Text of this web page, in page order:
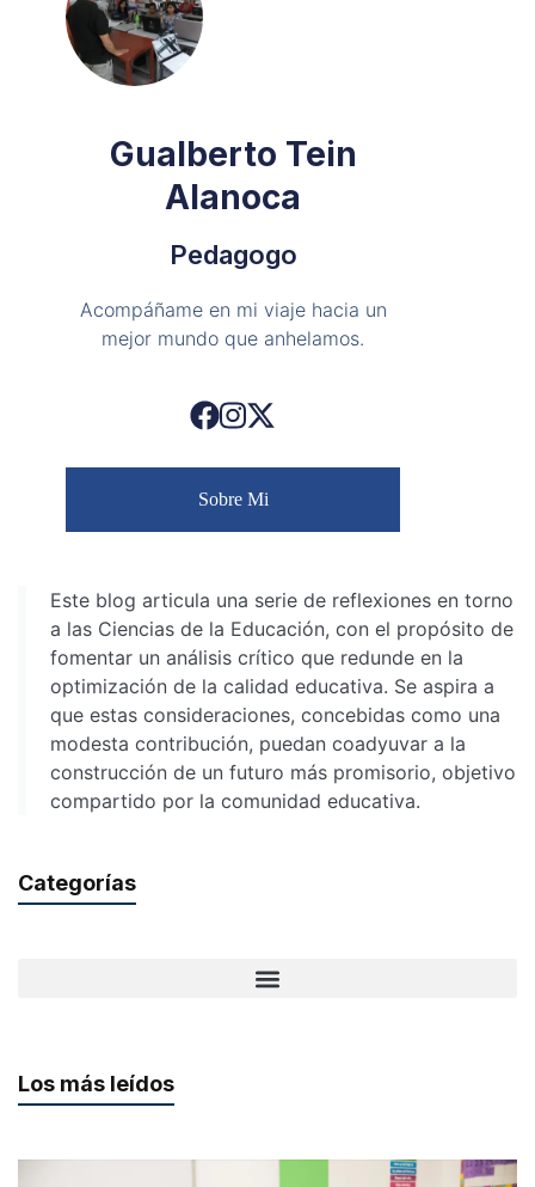
Gualberto Tein
Alanoca
Pedagogo
Acompáñame en mi viaje hacia un
mejor mundo que anhelamos.
Sobre Mi
Este blog articula una serie de reflexiones en torno
a las Ciencias de la Educación, con el propósito de
fomentar un análisis crítico que redunde en la
optimización de la calidad educativa. Se aspira a
que estas consideraciones, concebidas como una
modesta contribución, puedan coadyuvar a la
construcción de un futuro más promisorio, objetivo
compartido por la comunidad educativa.
Categorías
Los más leídos